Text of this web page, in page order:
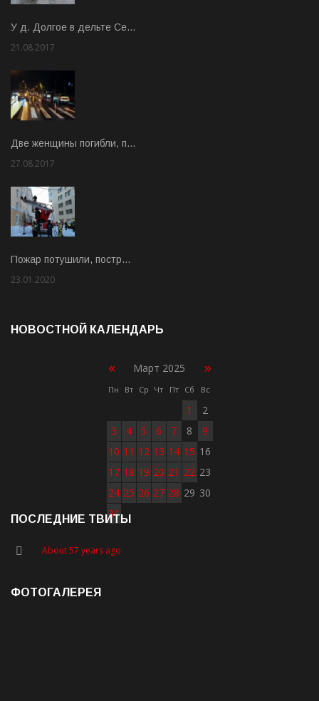
У д. Долгое в дельте Се…
21.08.2017
Две женщины погибли, п…
27.08.2017
Пожар потушили, постр…
23.01.2020
НОВОСТНОЙ КАЛЕНДАРЬ
« Март 2025 »
Пн Вт Ср Чт Пт Сб Вс
1
2
3
4 5 6 7 8
9
10 11 12 13 14 15 16
17 18 19 20 21 22 23
24 25 26 27 28 29 30
31
ПОСЛЕДНИЕ ТВИТЫ
About 57 years ago
ФОТОГАЛЕРЕЯ